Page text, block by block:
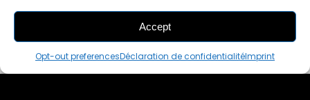
Accept
Opt-out preferencesDéclaration de confidentialitéImprint
THIS PAIR IS
ALREADY SOLD OUT